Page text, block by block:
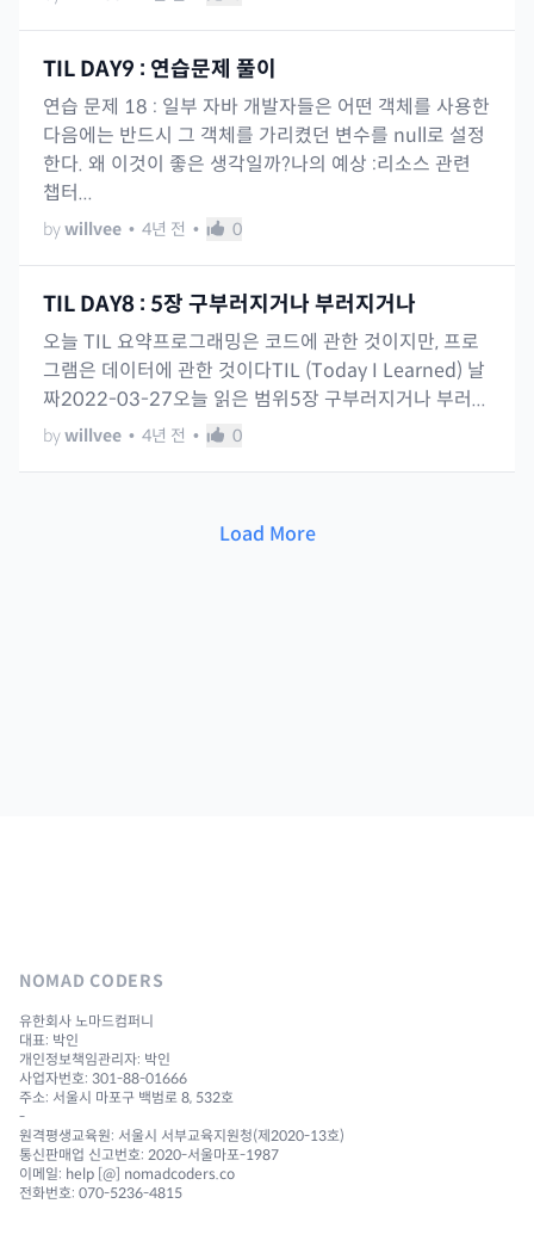
TIL DAY9 : 연습문제 풀이
연습 문제 18 : 일부 자바 개발자들은 어떤 객체를 사용한
다음에는 반드시 그 객체를 가리켰던 변수를 null로 설정
한다. 왜 이것이 좋은 생각일까?나의 예상 :리소스 관련
챕터...
bywillvee • 4년 전 • 0
TIL DAY8 : 5장 구부러지거나 부러지거나
오늘 TIL 요약프로그래밍은 코드에 관한 것이지만, 프로
그램은 데이터에 관한 것이다TIL (Today I Learned) 날
짜2022-03-27오늘 읽은 범위5장 구부러지거나 부러...
bywillvee • 4년 전 • 0
Load More
NOMAD CODERS
유한회사 노마드컴퍼니
대표: 박인
개인정보책임관리자: 박인
사업자번호: 301-88-01666
주소: 서울시 마포구 백범로 8, 532호
-
원격평생교육원: 서울시 서부교육지원청(제2020-13호)
통신판매업 신고번호: 2020-서울마포-1987
이메일: help [@] nomadcoders.co
전화번호: 070-5236-4815